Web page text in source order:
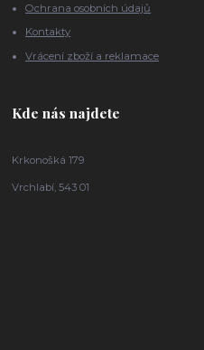
Ochrana osobních údajů
Kontakty
Vrácení zboží a reklamace
Kde nás najdete
Krkonošká 179
Vrchlabí, 543 01